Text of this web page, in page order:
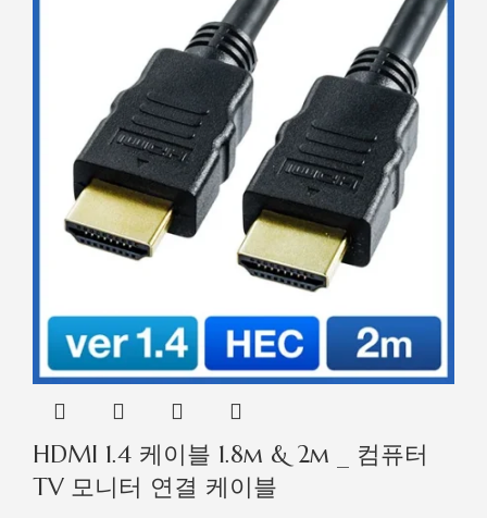
HDMI 1.4 케이블 1.8m & 2m _ 컴퓨터
TV 모니터 연결 케이블